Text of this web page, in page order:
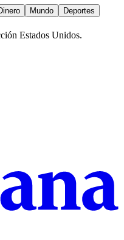
Mundo
Deportes
Estados Unidos.